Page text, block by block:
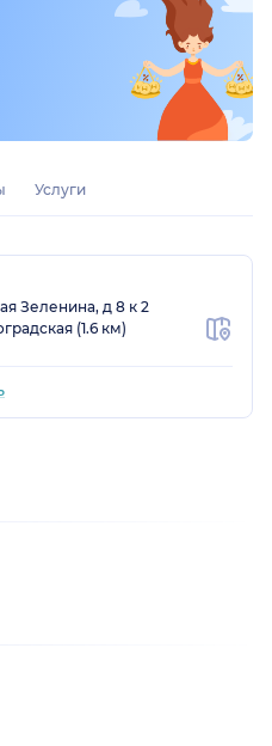
Услуги
Зеленина, д 8 к 2
(1.6 км)